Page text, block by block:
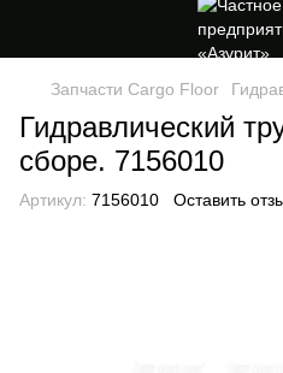
Запчасти Cargo Floor
Гидравлический
сборе. 7156010
Артикул: 7156010 Оставить